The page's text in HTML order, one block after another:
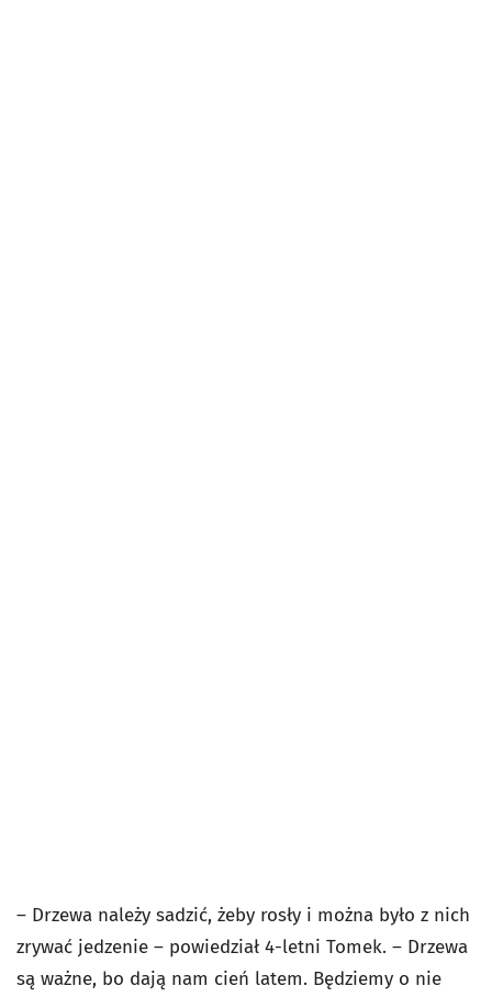
– Drzewa należy sadzić, żeby rosły i można było z nich
zrywać jedzenie – powiedział 4-letni Tomek. – Drzewa
są ważne, bo dają nam cień latem. Będziemy o nie